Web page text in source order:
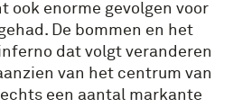
ook enorme gevolgen voor
De bommen en het
dat volgt veranderen
van het centrum van
een aantal markante